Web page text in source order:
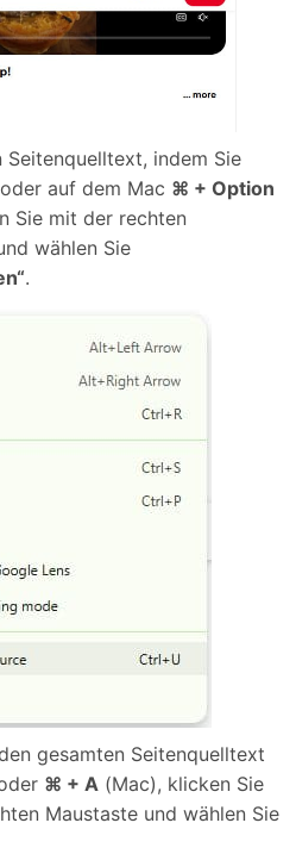
Seitenquelltext, indem Sie
oder auf dem Mac ⌘ + Option
Sie mit der rechten
wählen Sie
.
gesamten Seitenquelltext
⌘ + A (Mac), klicken Sie
Maustaste und wählen Sie